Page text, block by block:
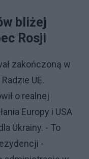
bliżej
Rosji
zakończoną w
UE.
o realnej
Europy i USA
Ukrainy. - To
-